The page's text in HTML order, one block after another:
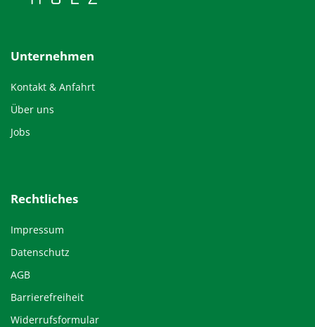
Unternehmen
Kontakt & Anfahrt
Über uns
Jobs
Rechtliches
Impressum
Datenschutz
AGB
Barrierefreiheit
Widerrufsformular